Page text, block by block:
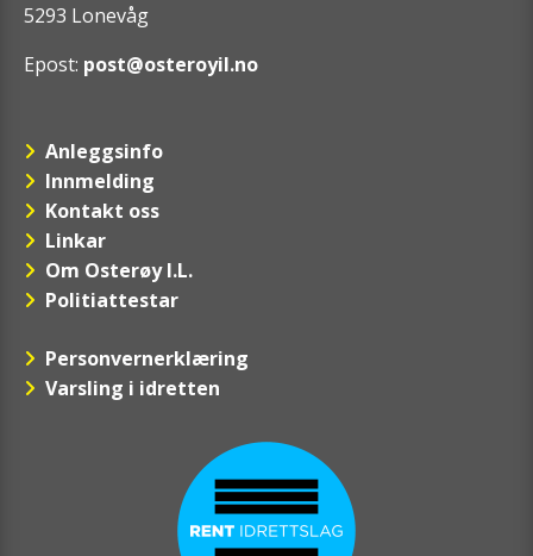
5293 Lonevåg
Epost: post@osteroyil.no
Anleggsinfo
Innmelding
Kontakt oss
Linkar
Om Osterøy I.L.
Politiattestar
Personvernerklæring
Varsling i idretten